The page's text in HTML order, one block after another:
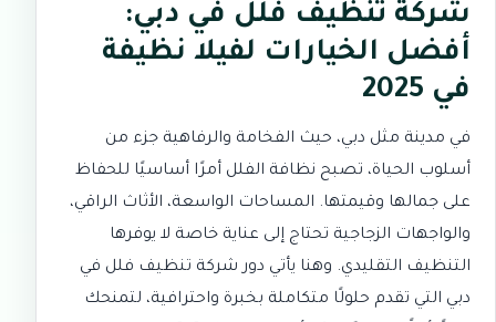
شركة تنظيف فلل في دبي:
أفضل الخيارات لفيلا نظيفة
في 2025
في مدينة مثل دبي، حيث الفخامة والرفاهية جزء من
أسلوب الحياة، تصبح نظافة الفلل أمرًا أساسيًا للحفاظ
على جمالها وقيمتها. المساحات الواسعة، الأثاث الراقي،
والواجهات الزجاجية تحتاج إلى عناية خاصة لا يوفرها
التنظيف التقليدي. وهنا يأتي دور شركة تنظيف فلل في
دبي التي تقدم حلولًا متكاملة بخبرة واحترافية، لتمنحك